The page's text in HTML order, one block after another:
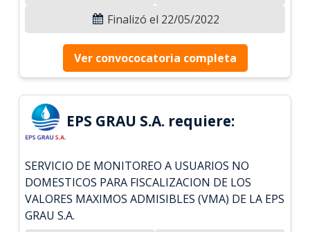
Finalizó el 22/05/2022
Ver convococatoria completa
EPS GRAU S.A. requiere:
SERVICIO DE MONITOREO A USUARIOS NO
DOMESTICOS PARA FISCALIZACION DE LOS
VALORES MAXIMOS ADMISIBLES (VMA) DE LA EPS
GRAU S.A.